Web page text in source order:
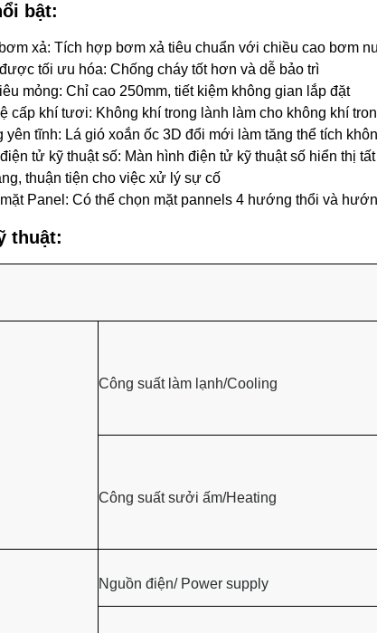
bật:
xả: Tích hợp bơm xả tiêu chuẩn với chiều cao bơm
tối ưu hóa: Chống cháy tốt hơn và dễ bảo trì
mỏng: Chỉ cao 250mm, tiết kiệm không gian lắp đặt
cấp khí tươi: Không khí trong lành làm cho không khí
yên tĩnh: Lá gió xoắn ốc 3D đổi mới làm tăng thể tích
tử kỹ thuật số: Màn hình điện tử kỹ thuật số hiển thị
thuận tiện cho việc xử lý sự cố
Panel: Có thể chọn mặt pannels 4 hướng thổi và
thuật:
Công suất làm lạnh/Cooling
Công suất sưởi ấm/Heating
Nguồn điện/ Power supply